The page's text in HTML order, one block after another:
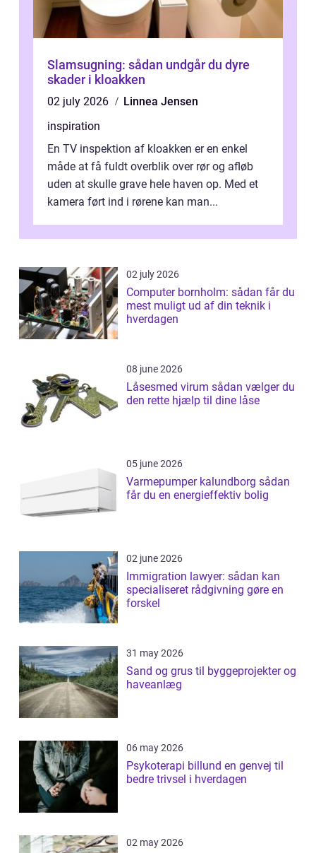
Slamsugning: sådan undgår du dyre
skader i kloakken
02 july 2026
Linnea Jensen
inspiration
En TV inspektion af kloakken er en enkel
måde at få fuldt overblik over rør og afløb
uden at skulle grave hele haven op. Med et
kamera ført ind i rørene kan man...
02 july 2026
Computer bornholm: sådan får du
mest muligt ud af din teknik i
hverdagen
08 june 2026
Låsesmed virum sådan vælger du
den rette hjælp til dine låse
05 june 2026
Varmepumper kalundborg sådan
får du en energieffektiv bolig
02 june 2026
Immigration lawyer: sådan kan
specialiseret rådgivning gøre en
forskel
31 may 2026
Sand og grus til byggeprojekter og
haveanlæg
06 may 2026
Psykoterapi billund en genvej til
bedre trivsel i hverdagen
02 may 2026